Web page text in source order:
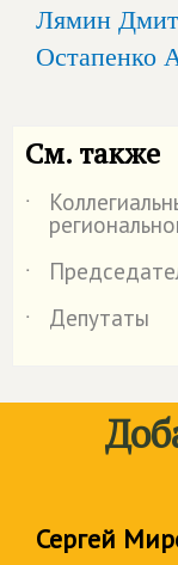
Лямин
Остапенко
См. также
˙
˙
˙
Депутаты
Сергей